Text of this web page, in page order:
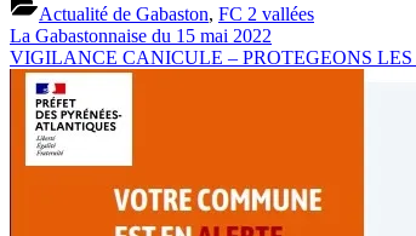
Actualité de Gabaston, FC 2 vallées
Navigation
de
l’article
Previous
Post:
La Gabastonnaise du 15 mai 2022
Next
Post:
VIGILANCE CANICULE – PROTEGEONS LES